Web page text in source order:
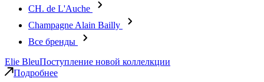
CH. de L'Auche
Champagne Alain Bailly
Все бренды
Elie BleuПоступление новой коллелкции
Подробнее